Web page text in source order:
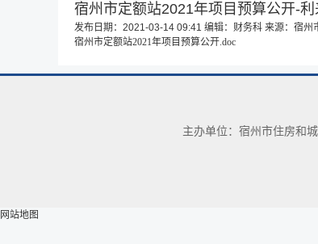
宿州市定额站2021年项目预算公开-
发布日期：2021-03-14 09:41 编辑：财务科 来源：宿州
宿州市定额站2021年项目预算公开.doc
主办单位：宿州市住房和
网站地图